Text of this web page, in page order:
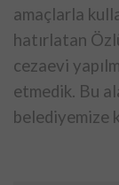
amaçlarla
hatırlatan
cezaevi
etmedik. Bu
belediyemize